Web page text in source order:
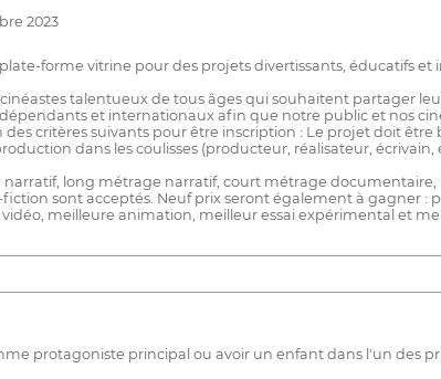
2023
forme vitrine pour des projets divertissants, éducatifs
talentueux de tous âges qui souhaitent partager
et internationaux afin que notre public et nos
critères suivants pour être inscription : Le projet doit
dans les coulisses (producteur, réalisateur, écrivain,
long métrage narratif, court métrage
sont acceptés. Neuf prix seront également à gagner
meilleure animation, meilleur essai expérimental et
protagoniste principal ou avoir un enfant dans l'un des